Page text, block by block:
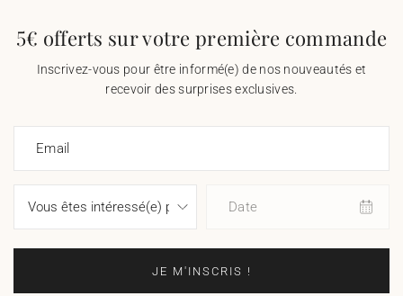
5€ offerts sur votre première commande
Inscrivez-vous pour être informé(e) de nos nouveautés et
recevoir des surprises exclusives.
Email
Date
JE M'INSCRIS !